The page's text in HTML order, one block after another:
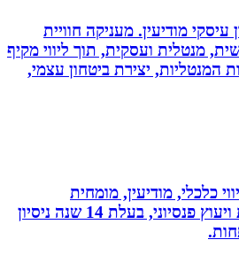
מודיעין. מעניקה חוויית
מנטלית ועסקית, תוך ליווי מקיף
המנטליות, יצירת ביטחון עצמי,
כלכלי, מודיעין, מומחית
להתנהלות כלכלית ויעוץ פנסיוני, בעלת 14 שנה ניסיון